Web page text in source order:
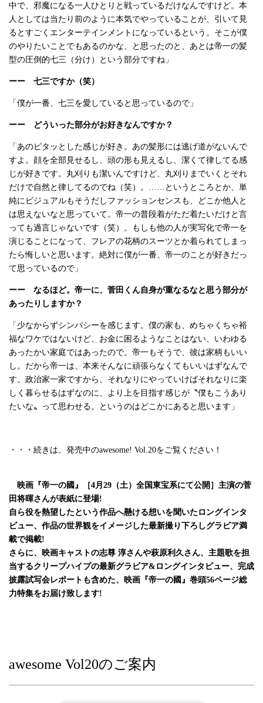
中で、邪魔になる一人ひとりと戦っているだけなんですけど。本
人としては当たり前のように本気でやっていることが、引いて見
るとすごくエンターテインメントになっているという。そこが僕
のやりたいことでもあるのかな、と思ったのと、あとは帝一の髪
型の圧倒的七三（分け）という部分ですね」
ーー 七三ですか（笑）
「僕が一番、七三を愛していると思っているので」
ーー どういった部分がお好きなんですか？
「あのピタッとした感じが好き。あの髪形には逃げ道がないんで
すよ。顔を全部見せるし、頭の形も見えるし、潔くて律してる感
じが好きです。丸刈りも潔いんですけど、丸刈りまでいくとそれ
だけで自然と律してるのでね（笑）。……というところとか、単
純にビジュアルもそうだしファッションセンスも、どこか他人と
は思えないなと思っていて。帝一の普段着がただ着たいだけと言
っても過言じゃないです（笑）。もしも他の人が実写化で帝一を
演じることになって、フレアの花柄のスーツとか着られてしまっ
たら悔しいと思います。絶対に僕が一番、帝一のことが好きだっ
て思っているので」
ーー なるほど。帝一に、菅田くん自身が重なるなと思う部分が
あったりしますか？
「少なからずシンパシーを感じます。僕の家も、めちゃくちゃ裕
福なワケではないけど、お金に困るようなことはない、いわゆる
あったかい家庭ではあったので。帝一もそうで、彼は家柄もいい
し。だから帝一は、本来そんなに頑張らなくてもいいはずなんで
す。政治家一家ですから、それなりにやっていけばそれなりに楽
しく暮らせるはずなのに、より上を目指す感じが〝僕もこうあり
たいな〟って思わせる。というのはどこかにあると思います」
・・・続きは、発売中のawesome! Vol.20をご覧ください！
映画『帝一の國』［4月29（土）全国東宝系にて公開］主演の菅
田将暉さんが表紙に登場!
自ら役を熱望したという作品へ懸ける想いを聞いたロングインタ
ビュー、作品の世界観をイメージした最新撮り下ろしグラビア満
載で掲載!
さらに、映画キャストの志尊 淳さんや萩原利久さん、主題歌を担
当するクリープハイプの最新グラビア&ロングインタビュー、完成
披露試写会レポートも含めた、映画『帝一の國』巻頭56ページ総
力特集をお届け致します!
awesome Vol20のご案内